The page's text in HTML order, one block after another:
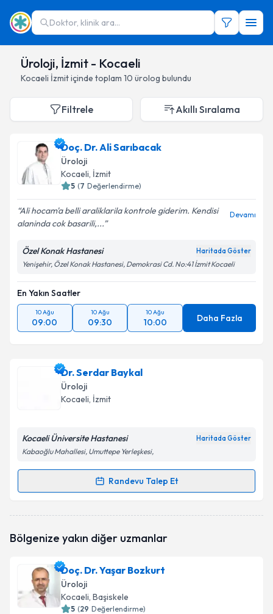
Doktor, klinik ara...
Üroloji, İzmit - Kocaeli
Kocaeli İzmitiçinde toplam 10 ürolog bulundu
Filtrele Akıllı Sıralama
Doç. Dr. Ali Sarıbacak
Üroloji
Kocaeli, İzmit
5 (7 Değerlendirme)
Ali hocam'a belli araliklarila kontrole giderim. Kendisi
alaninda cok basarili,...
Devamı
Özel Konak Hastanesi Haritada Göster
Yenişehir, Özel Konak Hastanesi, Demokrasi Cd. No:41 İzmit Kocaeli
En Yakın Saatler
10 Ağu
09:00
10 Ağu
09:30
10 Ağu
10:00 Daha Fazla
Dr. Serdar Baykal
Üroloji
Kocaeli, İzmit
Kocaeli Üniversite Hastanesi Haritada Göster
Kabaoğlu Mahallesi, Umuttepe Yerleşkesi,
Randevu Talep Et
Randevu Takvimi Talebi
oluşturun. Size bu uzmandan randevu almanız için bir
E-posta Adresiniz
Bölgenize yakın diğer uzmanlar
Doç. Dr. Yaşar Bozkurt
Üroloji
Kocaeli, Başiskele
5 (29 Değerlendirme)